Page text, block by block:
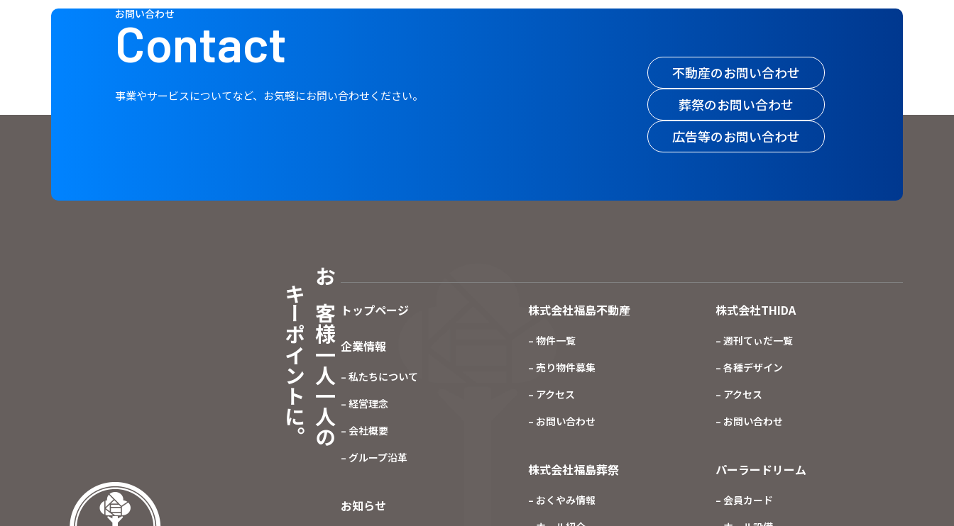
お問い合わせ
Contact
事業やサービスについてなど、お気軽にお問い合わせください。
不動産のお問い合わせ
葬祭のお問い合わせ
広告等のお問い合わせ
お客様一人一人の
キーポイントに。 トップページ
企業情報
– 私たちについて
– 経営理念
– 会社概要
– グループ沿革
お知らせ
株式会社福島不動産
– 物件一覧
– 売り物件募集
– アクセス
– お問い合わせ
株式会社福島葬祭
– おくやみ情報
株式会社THIDA
– 週刊てぃだ一覧
– 各種デザイン
– アクセス
– お問い合わせ
パーラードリーム
– 会員カード